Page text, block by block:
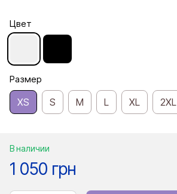
Цвет
Размер
XS S M L XL 2XL
В наличии
1 050 грн